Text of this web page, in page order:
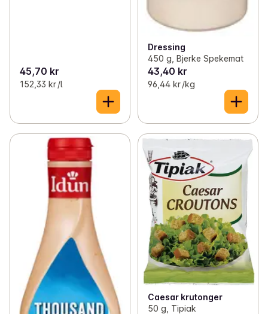
45,70 kr
152,33 kr /l
Dressing
450 g, Bjerke Spekemat
43,40 kr
96,44 kr /kg
Caesar krutonger
50 g, Tipiak